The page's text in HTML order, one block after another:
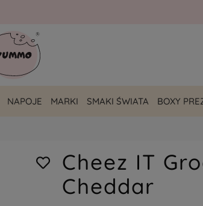
NAPOJE MARKI SMAKI ŚWIATA BOXY
Cheez IT
Cheddar